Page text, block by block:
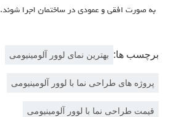
به صورت افقی و عمودی در ساختمان اجرا شوند.
برچسب ها: بهترین نمای لوور آلومینیومی
پروژه های طراحی نما با لوور آلومینیومی
قیمت طراحی نما با لوور آلومینیومی